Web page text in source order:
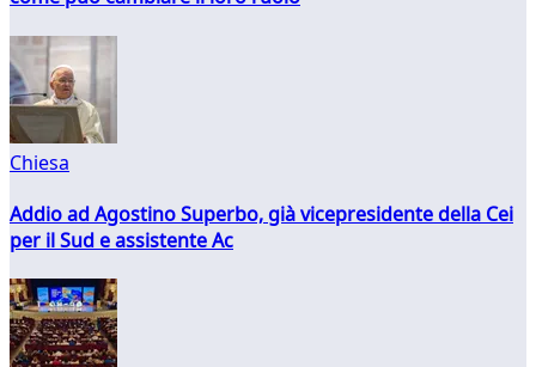
Chiesa
Addio ad Agostino Superbo, già vicepresidente della Cei
per il Sud e assistente Ac